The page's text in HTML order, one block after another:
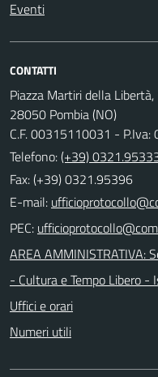
Eventi
CONTATTI
Piazza Martiri della Libertà,
28050 Pombia (NO)
C.F. 00315110031 -
Telefono:(+39)
Fax: (+39) 0321.95396
E-mail:
PEC:
AREA AMMINISTRATIVA:
- Cultura e Tempo Libero -
Uffici e orari
Numeri utili